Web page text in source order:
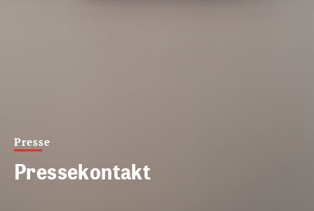
Presse
Pressekontakt